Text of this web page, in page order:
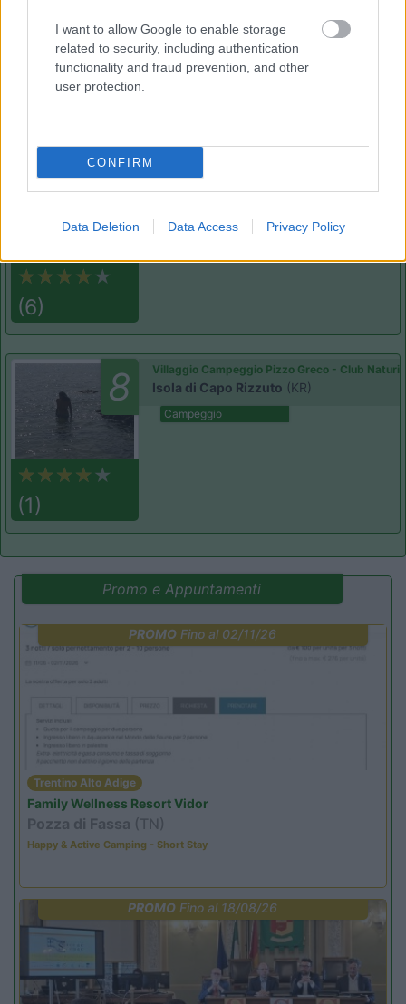
I want to allow Google to enable storage
related to security, including authentication
functionality and fraud prevention, and other
user protection.
CONFIRM
Data Deletion Data Access Privacy Policy
8
(6)
Isola di Capo Rizzuto(KR)
8
(1)
Villaggio Campeggio Pizzo Greco - Club
Isola di Capo Rizzuto (KR)
Campeggio
Promo e Appuntamenti
PROMO Fino al 02/11/26
Trentino Alto Adige
Family Wellness Resort Vidor
Pozza di Fassa (TN)
Happy & Active Camping - Short Stay
PROMO Fino al 18/08/26